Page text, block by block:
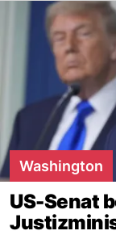
Washington
US-Senat